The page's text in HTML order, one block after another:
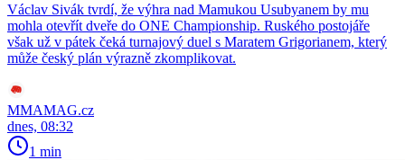
Václav Sivák tvrdí, že výhra nad Mamukou Usubyanem by mu
mohla otevřít dveře do ONE Championship. Ruského postojáře
však už v pátek čeká turnajový duel s Maratem Grigorianem, který
může český plán výrazně zkomplikovat.
MMAMAG.cz
dnes, 08:32
1 min